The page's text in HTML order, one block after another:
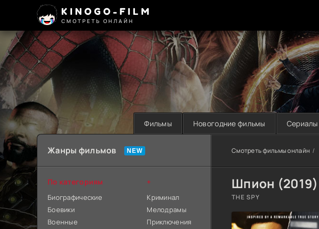
KINOGO-FILM
СМОТРЕТЬ ОНЛАЙН
Фильмы Новогодние фильмы Сериалы
Смотреть фильмы онлайн
Шпион (2019)
THE SPY
Жанры фильмов
По категориям
Биографические
Боевики
Военные
+
Криминал
Мелодрамы
Приключения